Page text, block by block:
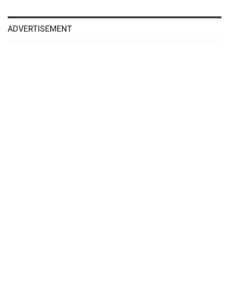
ADVERTISEMENT